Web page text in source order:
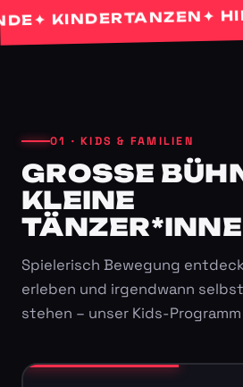
KINDERTANZEN✦ HIP
01 · KIDS & FAMILIEN
GROSSE
LEINE T
ÄNZER*INNEN
Spielerisch Bewegung
erleben und irgendwann
stehen – unser Kids-